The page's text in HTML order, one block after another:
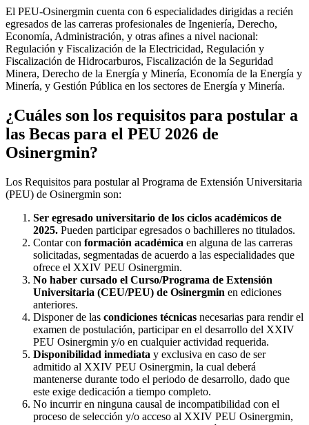
El PEU-Osinergmin cuenta con 6 especialidades dirigidas a recién
egresados de las carreras profesionales de Ingeniería, Derecho,
Economía, Administración, y otras afines a nivel nacional:
Regulación y Fiscalización de la Electricidad, Regulación y
Fiscalización de Hidrocarburos, Fiscalización de la Seguridad
Minera, Derecho de la Energía y Minería, Economía de la Energía y
Minería, y Gestión Pública en los sectores de Energía y Minería.
¿Cuáles son los requisitos para postular a
las Becas para el PEU 2026 de
Osinergmin?
Los Requisitos para postular al Programa de Extensión Universitaria
(PEU) de Osinergmin son:
Ser egresado universitario de los ciclos académicos de
2025. Pueden participar egresados o bachilleres no titulados.
Contar con formación académica en alguna de las carreras
solicitadas, segmentadas de acuerdo a las especialidades que
ofrece el XXIV PEU Osinergmin.
No haber cursado el Curso/Programa de Extensión
Universitaria (CEU/PEU) de Osinergmin en ediciones
anteriores.
Disponer de las condiciones técnicas necesarias para rendir el
examen de postulación, participar en el desarrollo del XXIV
PEU Osinergmin y/o en cualquier actividad requerida.
Disponibilidad inmediata y exclusiva en caso de ser
admitido al XXIV PEU Osinergmin, la cual deberá
mantenerse durante todo el periodo de desarrollo, dado que
este exige dedicación a tiempo completo.
No incurrir en ninguna causal de incompatibilidad con el
proceso de selección y/o acceso al XXIV PEU Osinergmin,